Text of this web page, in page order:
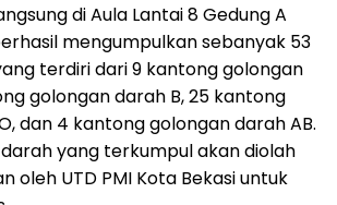
di Aula Lantai 8 Gedung A
mengumpulkan sebanyak 53
terdiri dari 9 kantong golongan
golongan darah B, 25 kantong
dan 4 kantong golongan darah AB.
yang terkumpul akan diolah
oleh UTD PMI Kota Bekasi untuk